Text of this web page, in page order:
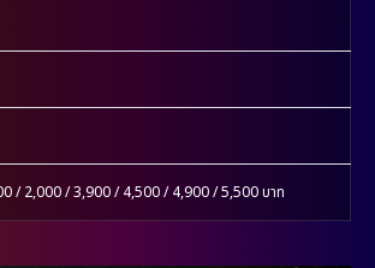
/ 2,000 / 3,900 / 4,500 / 4,900 / 5,500 บาท